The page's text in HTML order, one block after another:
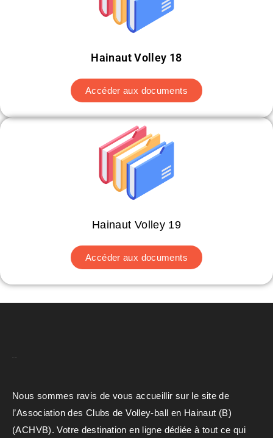
Hainaut Volley 18
Accéder aux documents
Hainaut Volley 19
Accéder aux documents
Nous sommes ravis de vous accueillir sur le site de
l’Association des Clubs de Volley-ball en Hainaut (B)
(ACHVB). Votre destination en ligne dédiée à tout ce qui